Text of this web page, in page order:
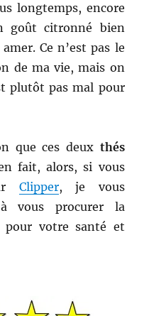
longtemps, encore
goût citronné bien
Ce n’est pas le
de ma vie, mais on
plutôt pas mal pour
que ces deux thés
fait, alors, si vous
Clipper, je vous
à vous procurer la
pour votre santé et